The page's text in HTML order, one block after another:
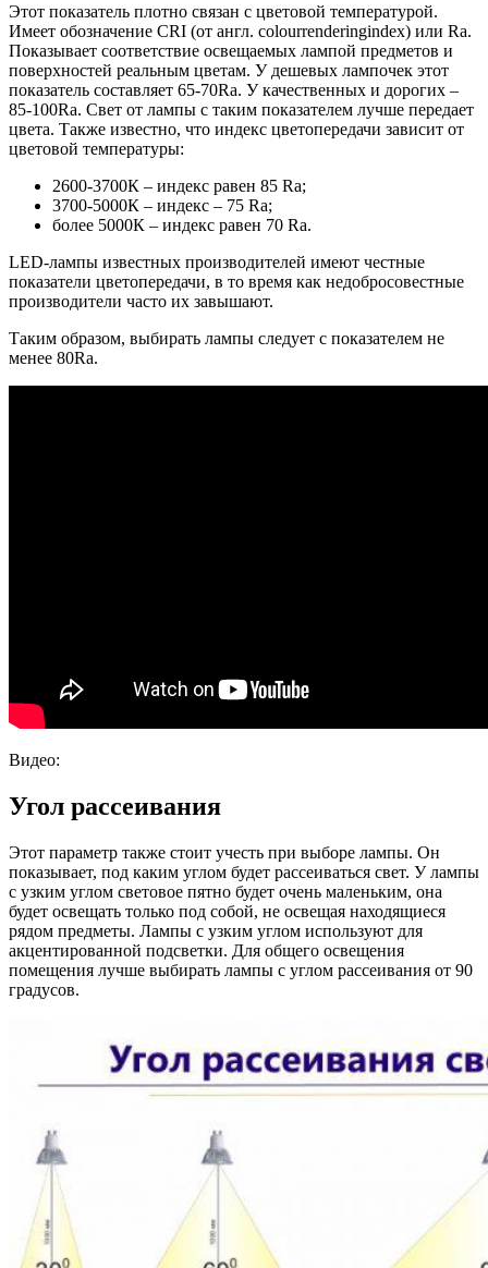
Этот показатель плотно связан с цветовой температурой.
Имеет обозначение CRI (от англ. colourrenderingindex) или Ra.
Показывает соответствие освещаемых лампой предметов и
поверхностей реальным цветам. У дешевых лампочек этот
показатель составляет 65-70Ra. У качественных и дорогих –
85-100Ra. Свет от лампы с таким показателем лучше передает
цвета. Также известно, что индекс цветопередачи зависит от
цветовой температуры:
2600-3700К – индекс равен 85 Ra;
3700-5000К – индекс – 75 Ra;
более 5000К – индекс равен 70 Ra.
LED-лампы известных производителей имеют честные
показатели цветопередачи, в то время как недобросовестные
производители часто их завышают.
Таким образом, выбирать лампы следует с показателем не
менее 80Ra.
Видео:
Угол рассеивания
Этот параметр также стоит учесть при выборе лампы. Он
показывает, под каким углом будет рассеиваться свет. У лампы
с узким углом световое пятно будет очень маленьким, она
будет освещать только под собой, не освещая находящиеся
рядом предметы. Лампы с узким углом используют для
акцентированной подсветки. Для общего освещения
помещения лучше выбирать лампы с углом рассеивания от 90
градусов.